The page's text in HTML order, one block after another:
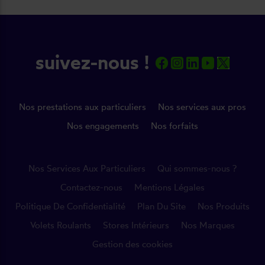
suivez-nous !
Nos prestations aux particuliers
Nos services aux pros
Nos engagements
Nos forfaits
Nos Services Aux Particuliers
Qui sommes-nous ?
Contactez-nous
Mentions Légales
Politique De Confidentialité
Plan Du Site
Nos Produits
Volets Roulants
Stores Intérieurs
Nos Marques
Gestion des cookies